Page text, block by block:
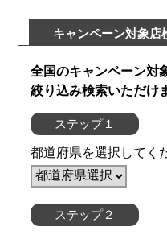
キャンペーン対象店
全国のキャンペーン対
絞り込み検索いただけ
ステップ１
都道府県を選択してく
ステップ２